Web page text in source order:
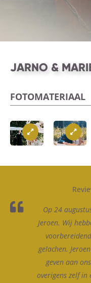
JARNO &
FOTOMATERIAAL
Op 24
Jeroen. Wij
gelachen.
geven aan
overigens zelf in